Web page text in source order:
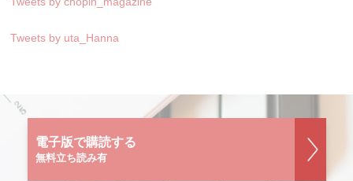
Tweets by uta_Hanna
電子版で購読する
無料立ち読み有